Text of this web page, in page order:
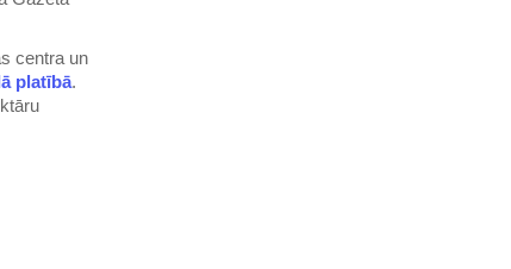
centra un
platībā.